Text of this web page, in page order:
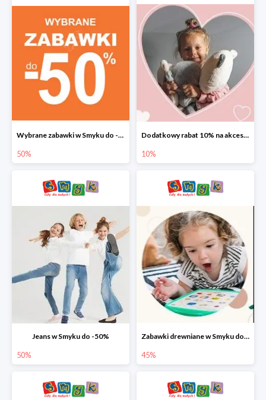
Wybrane zabawki w Smyku do -50%
50%
Dodatkowy rabat 10% na akcesoria dziecięce
10%
Jeans w Smyku do -50%
50%
Zabawki drewniane w Smyku do -45%
45%